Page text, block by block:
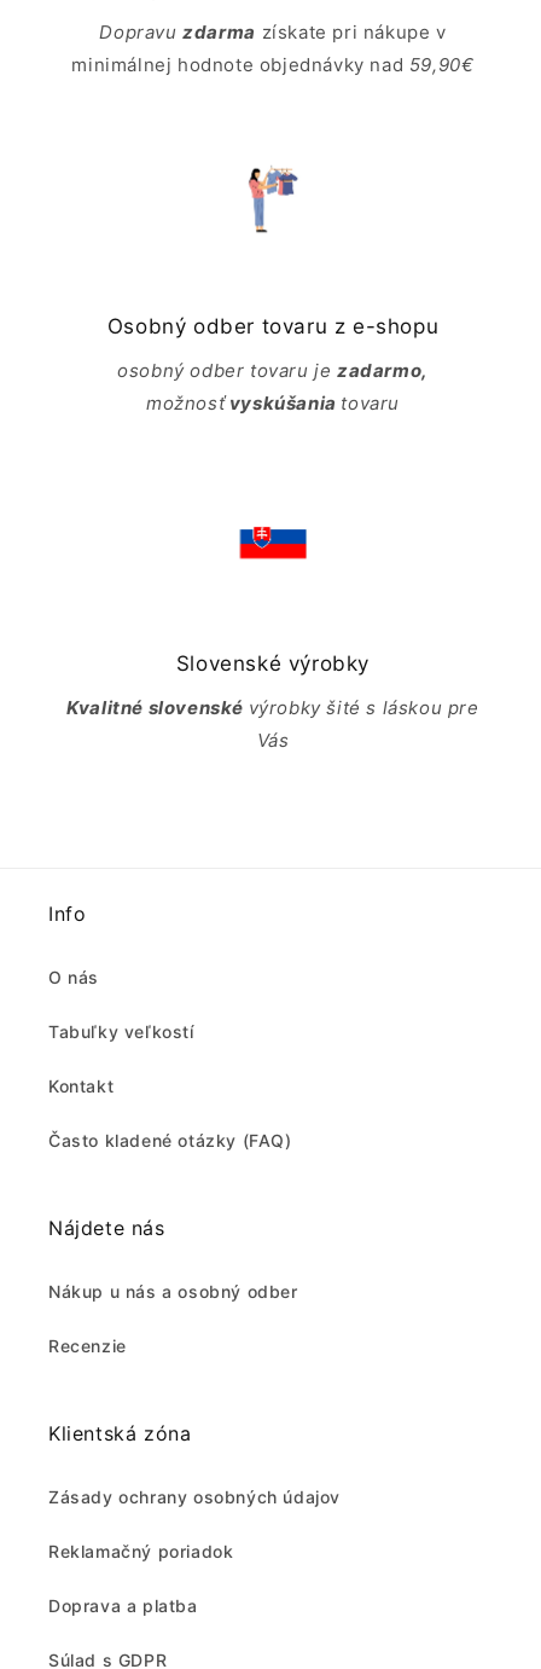
Dopravuzdarma získate pri nákupe v
minimálnej hodnote objednávky nad 59,90€
Osobný odber tovaru z e-shopu
osobný odber tovaru je zadarmo,
možnosťvyskúšania tovaru
Slovenské výrobky
Kvalitné slovenské výrobky šité s láskou pre
Vás
Info
O nás
Tabuľky veľkostí
Kontakt
Často kladené otázky (FAQ)
Nájdete nás
Nákup u nás a osobný odber
Recenzie
Klientská zóna
Zásady ochrany osobných údajov
Reklamačný poriadok
Doprava a platba
Súlad s GDPR